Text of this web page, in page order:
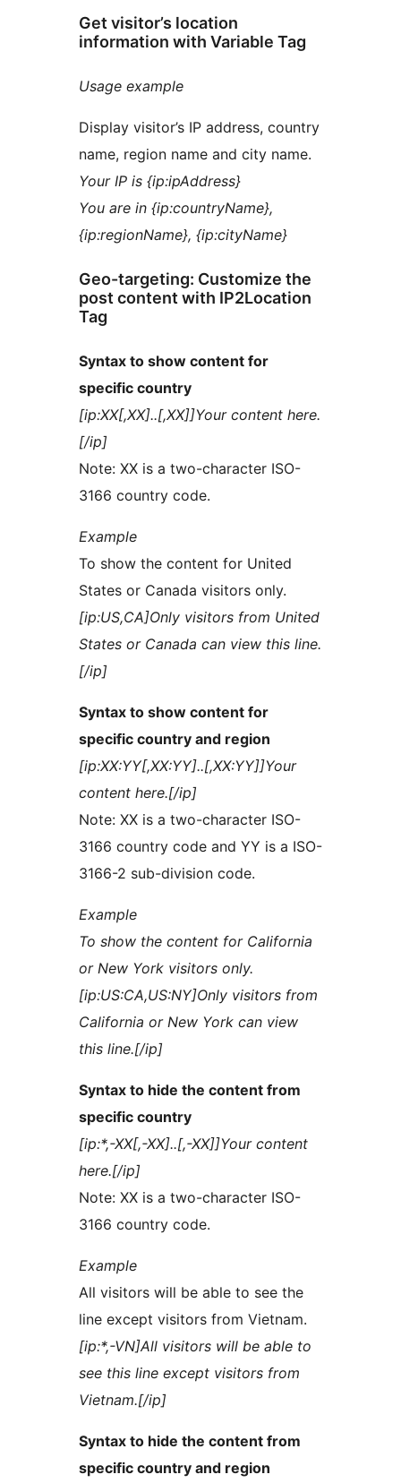
Get visitor’s location
information with Variable Tag
Usage example
Display visitor’s IP address, country
name, region name and city name.
Your IP is {ip:ipAddress}
You are in {ip:countryName},
{ip:regionName}, {ip:cityName}
Geo-targeting: Customize the
post content with IP2Location
Tag
Syntax to show content for
specific country
[ip:XX[,XX]..[,XX]]Your content here.
[/ip]
Note: XX is a two-character ISO-
3166 country code.
Example
To show the content for United
States or Canada visitors only.
[ip:US,CA]Only visitors from United
States or Canada can view this line.
[/ip]
Syntax to show content for
specific country and region
[ip:XX:YY[,XX:YY]..[,XX:YY]]Your
content here.[/ip]
Note: XX is a two-character ISO-
3166 country code and YY is a ISO-
3166-2 sub-division code.
Example
To show the content for California
or New York visitors only.
[ip:US:CA,US:NY]Only visitors from
California or New York can view
this line.[/ip]
Syntax to hide the content from
specific country
[ip:*,-XX[,-XX]..[,-XX]]Your content
here.[/ip]
Note: XX is a two-character ISO-
3166 country code.
Example
All visitors will be able to see the
line except visitors from Vietnam.
[ip:*,-VN]All visitors will be able to
see this line except visitors from
Vietnam.[/ip]
Syntax to hide the content from
specific country and region